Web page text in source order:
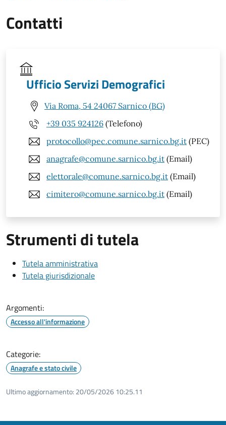
Contatti
Ufficio Servizi Demografici
Via Roma, 54 24067 Sarnico (BG)
+39 035 924126 (Telefono)
protocollo@pec.comune.sarnico.bg.it (PEC)
anagrafe@comune.sarnico.bg.it (Email)
elettorale@comune.sarnico.bg.it (Email)
cimitero@comune.sarnico.bg.it (Email)
Strumenti di tutela
Tutela amministrativa
Tutela giurisdizionale
Argomenti:
Accesso all'informazione
Categorie:
Anagrafe e stato civile
Ultimo aggiornamento: 20/05/2026 10:25.11